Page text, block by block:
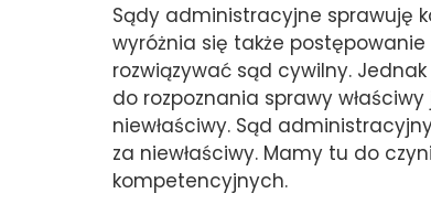
Sądy administracyjne sprawuję
wyróżnia się także
rozwiązywać sąd cywilny.
do rozpoznania sprawy
niewłaściwy. Sąd
za niewłaściwy. Mamy tu do
kompetencyjnych.